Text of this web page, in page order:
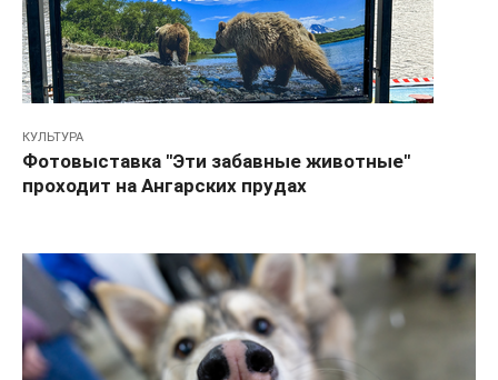
КУЛЬТУРА
Фотовыставка "Эти забавные животные"
проходит на Ангарских прудах